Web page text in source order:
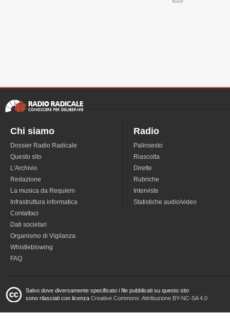
Chi siamo
Dossier Radio Radicale
Questo sito
L'Archivio
Redazione
La musica da Requiem
Infrastruttura informatica
Contattaci
Dati societari
Organismo di Vigilanza
Whistleblowing
FAQ
Radio
Palinsesto
Riascolta
Dirette
Rubriche
Interviste
Statistiche audio/video
Salvo dove diversamente specificato i file pubblicati su questo sito
sono rilasciati con licenza Creative Commons: Attribuzione BY-NC-SA 4.0